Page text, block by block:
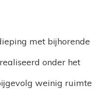
met bijhorende
onder het
weinig ruimte